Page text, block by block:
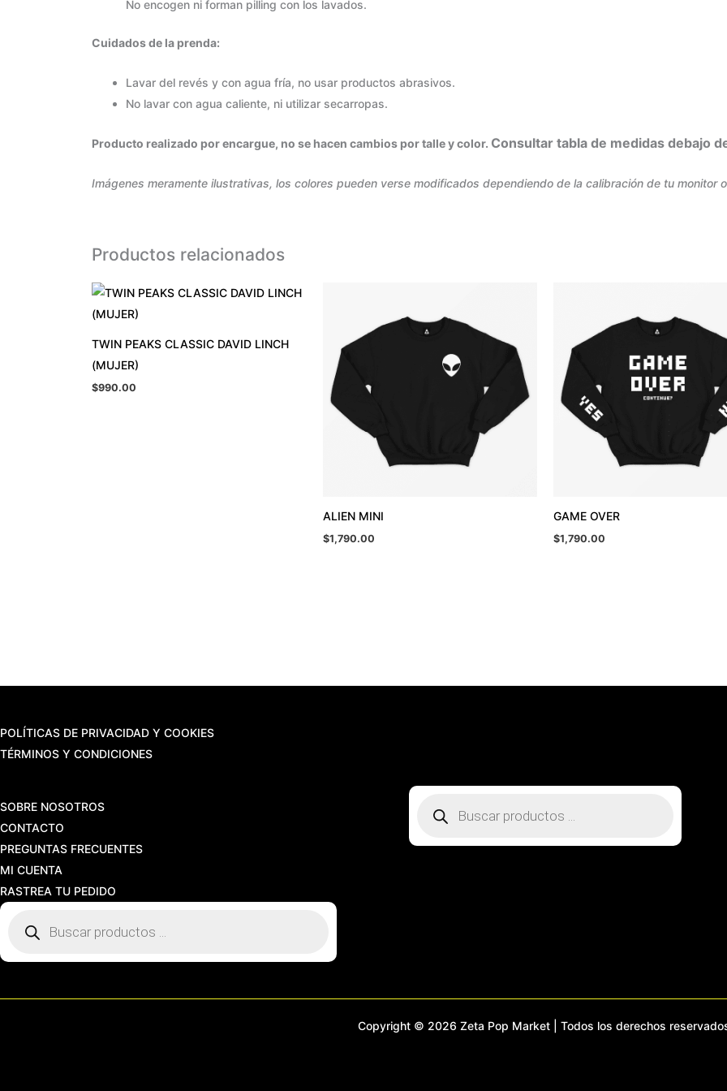
No encogen ni forman pilling con los lavados.
Cuidados de la prenda:
Lavar del revés y con agua fría, no usar productos abrasivos.
No lavar con agua caliente, ni utilizar secarropas.
Producto realizado por encargue, no se hacen cambios por talle y color. Consultar tabla de medidas debajo
Imágenes meramente ilustrativas, los colores pueden verse modificados dependiendo de la calibración de tu monitor
Productos relacionados
TWIN PEAKS CLASSIC DAVID LINCH
(MUJER)
$990.00
ALIEN MINI
$1,790.00
GAME OVER
$1,790.00
POLÍTICAS DE PRIVACIDAD Y COOKIES
TÉRMINOS Y CONDICIONES
SOBRE NOSOTROS
CONTACTO
PREGUNTAS FRECUENTES
MI CUENTA
RASTREA TU PEDIDO
Búsqueda
productos
Búsqueda
productos
Copyright © 2026 Zeta Pop Market | Todos los derechos